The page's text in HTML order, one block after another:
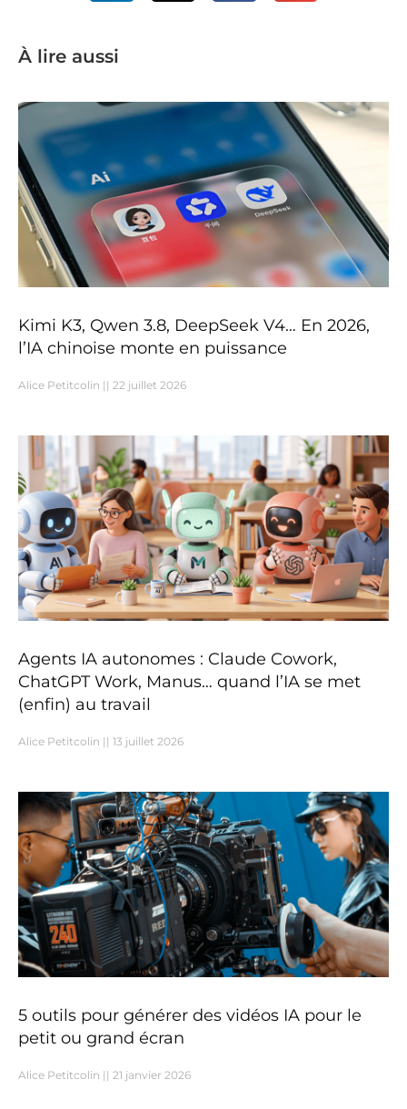
À lire aussi
Kimi K3, Qwen 3.8, DeepSeek V4… En 2026,
l’IA chinoise monte en puissance
Alice Petitcolin 22 juillet 2026
Agents IA autonomes : Claude Cowork,
ChatGPT Work, Manus… quand l’IA se met
(enfin) au travail
Alice Petitcolin 13 juillet 2026
5 outils pour générer des vidéos IA pour le
petit ou grand écran
Alice Petitcolin 21 janvier 2026